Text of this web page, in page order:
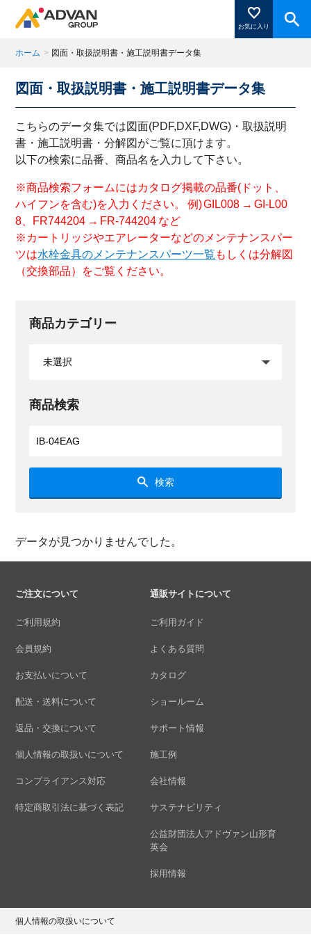
お気に入り
商品ページにある「お気に入り登録」を押すと登録した
商品がここに表示されます。
ホーム > 図面・取扱説明書・施工説明書データ集
図面・取扱説明書・施工説明書データ集
こちらのデータ集では図面(PDF,DXF,DWG)・取扱説明
書・施工説明書・分解図がご覧に頂けます。
以下の検索に品番、商品名を入力して下さい。
※商品検索フォームにはカタログ掲載の品番(ドット、
ハイフンを含む)を入力ください。 例) GIL008 → GI-L00
8、FR744204 → FR-744204 など
※カートリッジやエアレーターなどのメンテナンスパー
ツは水栓金具のメンテナンスパーツ一覧 もしくは分解図
（交換部品）をご覧ください。
商品カテゴリー
商品検索
検索
データが見つかりませんでした。
ご注文について
ご利用規約
会員規約
お支払いについて
配送・送料について
返品・交換について
個人情報の取扱いについて
コンプライアンス対応
特定商取引法に基づく表記
通販サイトについて
ご利用ガイド
よくある質問
カタログ
ショールーム
サポート情報
施工例
会社情報
サステナビリティ
公益財団法人アドヴァン山形育
英会
採用情報
個人情報の取扱いについて